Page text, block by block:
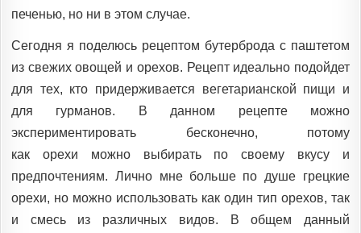
печенью, но ни в этом случае.
Сегодня я поделюсь рецептом бутерброда с паштетом
из свежих овощей и орехов. Рецепт идеально подойдет
для тех, кто придерживается вегетарианской пищи и
для гурманов. В данном рецепте можно
экспериментировать бесконечно, потому
как орехи можно выбирать по своему вкусу и
предпочтениям. Лично мне больше по душе грецкие
орехи, но можно использовать как один тип орехов, так
и смесь из различных видов. В общем данный